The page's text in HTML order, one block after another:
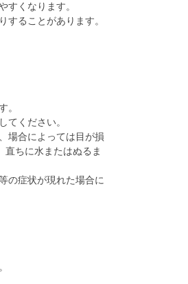
くなります。
ることがあります。
。
ください。
場合によっては目が損
ちに水またはぬるま
の症状が現れた場合に